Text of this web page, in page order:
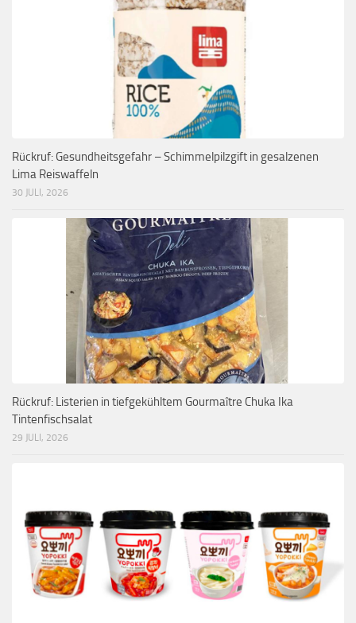
Rückruf: Gesundheitsgefahr – Schimmelpilzgift in gesalzenen
Lima Reiswaffeln
30 JULI, 2026
Rückruf: Listerien in tiefgekühltem Gourmaître Chuka Ika
Tintenfischsalat
29 JULI, 2026